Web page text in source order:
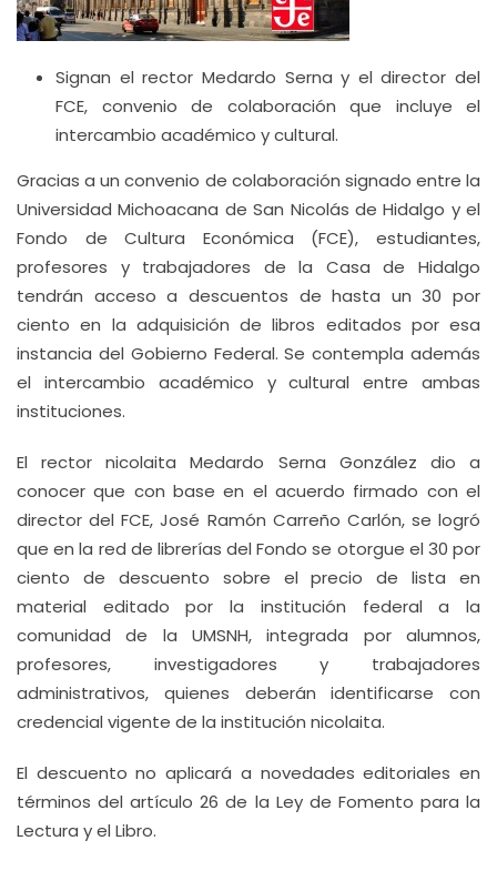
Signan el rector Medardo Serna y el director del
FCE, convenio de colaboración que incluye el
intercambio académico y cultural.
Gracias a un convenio de colaboración signado entre la
Universidad Michoacana de San Nicolás de Hidalgo y el
Fondo de Cultura Económica (FCE), estudiantes,
profesores y trabajadores de la Casa de Hidalgo
tendrán acceso a descuentos de hasta un 30 por
ciento en la adquisición de libros editados por esa
instancia del Gobierno Federal. Se contempla además
el intercambio académico y cultural entre ambas
instituciones.
El rector nicolaita Medardo Serna González dio a
conocer que con base en el acuerdo firmado con el
director del FCE, José Ramón Carreño Carlón, se logró
que en la red de librerías del Fondo se otorgue el 30 por
ciento de descuento sobre el precio de lista en
material editado por la institución federal a la
comunidad de la UMSNH, integrada por alumnos,
profesores, investigadores y trabajadores
administrativos, quienes deberán identificarse con
credencial vigente de la institución nicolaita.
El descuento no aplicará a novedades editoriales en
términos del artículo 26 de la Ley de Fomento para la
Lectura y el Libro.